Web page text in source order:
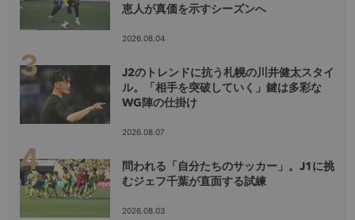
恵人が真価を示すシーズンへ
2026.08.04
J2のトレンドに抗う札幌の川井健太スタイ
ル。「相手を突破していく」鍵は多彩な
WG陣の仕掛け
2026.08.07
問われる「自分たちのサッカー」。J1に挑
むジェフ千葉が直面する試練
2026.08.03